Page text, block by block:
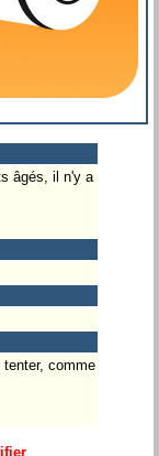
âgés, il n'y a
comme